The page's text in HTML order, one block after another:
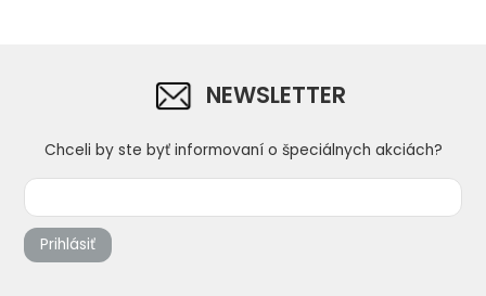
NEWSLETTER
Chceli by ste byť informovaní o špeciálnych akciách?
Prihlásiť